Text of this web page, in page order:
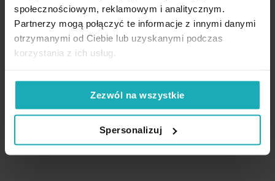
społecznościowym, reklamowym i analitycznym.
Partnerzy mogą połączyć te informacje z innymi danymi
otrzymanymi od Ciebie lub uzyskanymi podczas
korzystania z ich usług.
Zezwól na wszystkie
Spersonalizuj
High-contrast mode
Podobne produkty